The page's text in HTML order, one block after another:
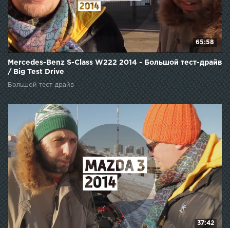
65:58
Mercedes-Benz S-Class W222 2014 - Большой тест-драйв
/ Big Test Drive
Большой тест-драйв
37:42